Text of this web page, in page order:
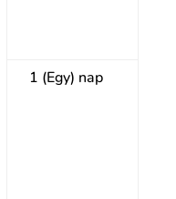
1 (Egy) nap